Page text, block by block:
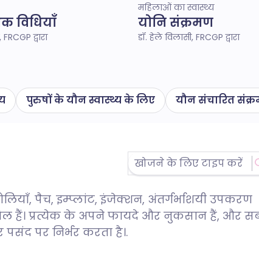
पुरुषों के यौन स्वास्थ्य के लिए यौन संचारित
विधियाँ
द्वारा
महिलाओं का स्वास्थ्य
योनि संक्रमण
डॉ. हेले विलासी, FRCGP द्वारा
पैच, इम्प्लांट, इंजेक्शन, अंतर्गर्भाशयी उपकरण
हैं। प्रत्येक के अपने फायदे और नुकसान हैं, और
पर निर्भर करता है।.